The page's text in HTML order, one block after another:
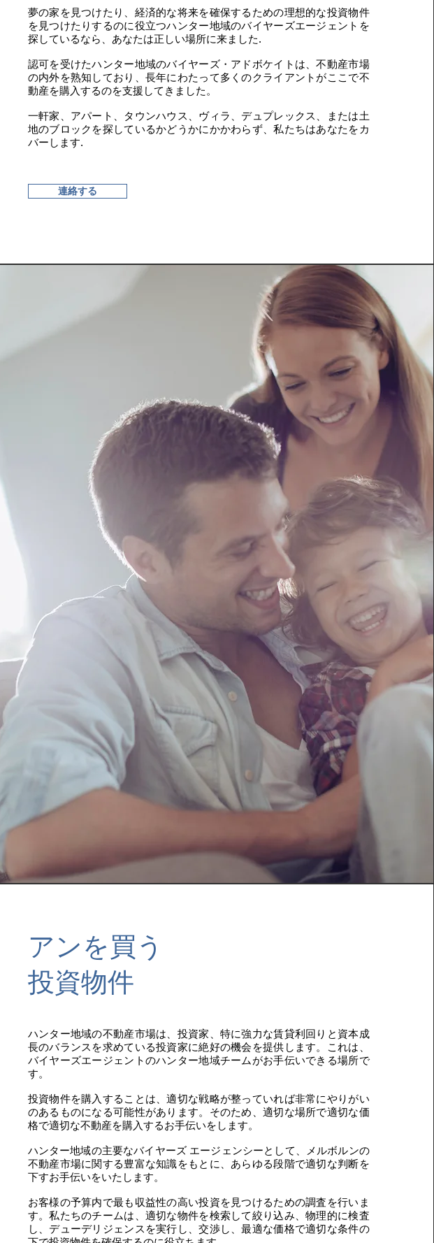
夢の家を見つけたり、経済的な将来を確保するための理想的な投資物件
を見つけたりするのに役立つハンター地域のバイヤーズエージェントを
探しているなら、あなたは正しい場所に来ました.
認可を受けたハンター地域のバイヤーズ・アドボケイトは、不動産市場
の内外を熟知しており、長年にわたって多くのクライアントがここで不
動産を購入するのを支援してきました。
一軒家、アパート、タウンハウス、ヴィラ、デュプレックス、または土
地のブロックを探しているかどうかにかかわらず、私たちはあなたをカ
バーします.​
連絡する
アンを買う
投資物件
ハンター地域の不動産市場は、投資家、特に強力な賃貸利回りと資本成
長のバランスを求めている投資家に絶好の機会を提供します。これは、
バイヤーズエージェントのハンター地域チームがお手伝いできる場所で
す。
投資物件を購入することは、適切な戦略が整っていれば非常にやりがい
のあるものになる可能性があります。そのため、適切な場所で適切な価
格で適切な不動産を購入するお手伝いをします。
ハンター地域の主要なバイヤーズ エージェンシーとして、メルボルンの
不動産市場に関する豊富な知識をもとに、あらゆる段階で適切な判断を
下すお手伝いをいたします。
お客様の予算内で最も収益性の高い投資を見つけるための調査を行いま
す。私たちのチームは、適切な物件を検索して絞り込み、物理的に検査
し、デューデリジェンスを実行し、交渉し、最適な価格で適切な条件の